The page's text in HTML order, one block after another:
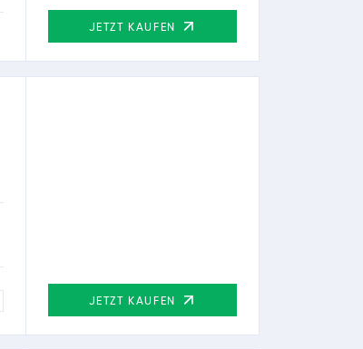
JETZT KAUFEN
JETZT KAUFEN